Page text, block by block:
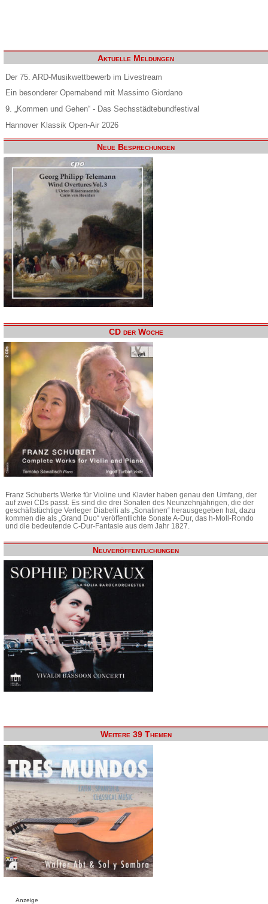
Aktuelle Meldungen
Der 75. ARD-Musikwettbewerb im Livestream
Ein besonderer Opernabend mit Massimo Giordano
9. „Kommen und Gehen“ - Das Sechsstädtebundfestival
Hannover Klassik Open-Air 2026
Neue Besprechungen
CD der Woche
Franz Schuberts Werke für Violine und Klavier haben genau den Umfang, der
auf zwei CDs passt. Es sind die drei Sonaten des Neunzehnjährigen, die der
geschäftstüchtige Verleger Diabelli als „Sonatinen“ herausgegeben hat, dazu
kommen die als „Grand Duo“ veröffentlichte Sonate A-Dur, das h-Moll-Rondo
und die bedeutende C-Dur-Fantasie aus dem Jahr 1827.
Neuveröffentlichungen
Weitere 39 Themen
Anzeige